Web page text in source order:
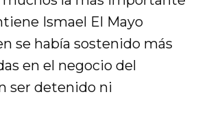
Ismael El Mayo
se había sostenido más
en el negocio del
ser detenido ni